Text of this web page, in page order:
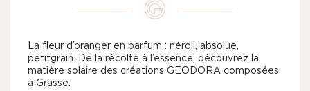
La fleur d’oranger en parfum : néroli, absolue,
petitgrain. De la récolte à l’essence, découvrez la
matière solaire des créations GEODORA composées
à Grasse.